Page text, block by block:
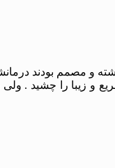
ها را نداشته و مصمم
را چشید . ولی